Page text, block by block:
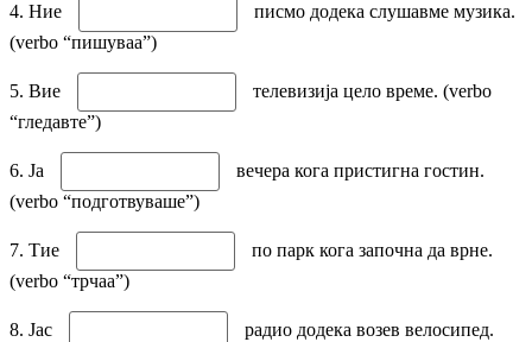
4. Ние
писмо додека слушавме музика.
(verbo “пишуваа”)
5. Вие
телевизија цело време. (verbo
“гледавте”)
6. Ја
вечера кога пристигна гостин.
(verbo “подготвуваше”)
7. Тие
по парк кога започна да врне.
(verbo “трчаа”)
8. Јас
радио додека возев велосипед.